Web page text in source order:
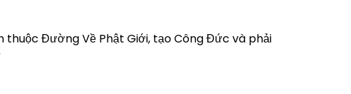
thuộc Đường Về Phật Giới, tạo Công Đức và phải